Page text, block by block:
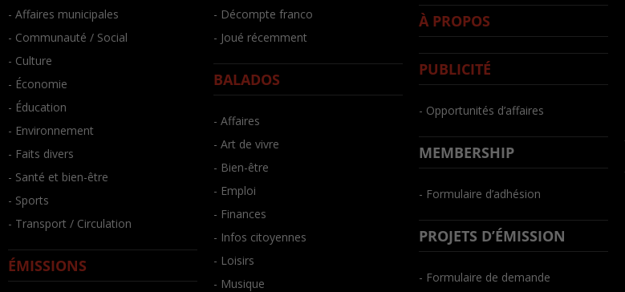
- Affaires municipales
- Communauté / Social
- Culture
- Économie
- Éducation
- Environnement
- Faits divers
- Santé et bien-être
- Sports
- Transport / Circulation
ÉMISSIONS
- Décompte franco
- Joué récemment
BALADOS
- Affaires
- Art de vivre
- Bien-être
- Emploi
- Finances
- Infos citoyennes
- Loisirs
- Musique
À PROPOS
PUBLICITÉ
- Opportunités d’affaires
MEMBERSHIP
- Formulaire d’adhésion
PROJETS D’ÉMISSION
- Formulaire de demande